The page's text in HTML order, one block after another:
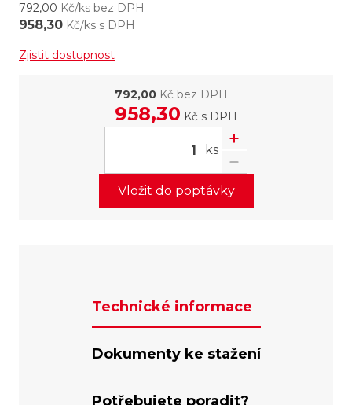
792,00 Kč/ks bez DPH
958,30 Kč/ks s DPH
Zjistit dostupnost
792,00 Kč bez DPH
958,30 Kč s DPH
ks
Vložit do poptávky
Technické informace
Dokumenty ke stažení
Potřebujete poradit?